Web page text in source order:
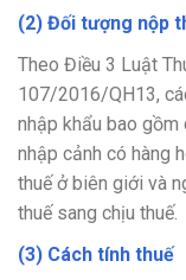
(2) Đối tượng nộp
Theo Điều 3 Luật
107/2016/QH13,
nhập khẩu bao
nhập cảnh có hàng
thuế ở biên giới và
thuế sang chịu thuế.
(3) Cách tính thuế